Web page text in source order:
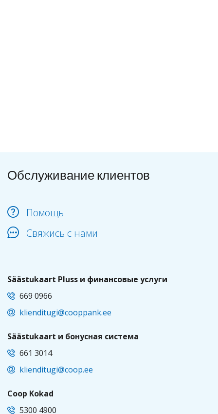
Обслуживание клиентов
Помощь
Свяжись с нами
Säästukaart Pluss и финансовые услуги
669 0966
klienditugi@cooppank.ee
Säästukaart и бонусная система
661 3014
klienditugi@coop.ee
Coop Kokad
5300 4900